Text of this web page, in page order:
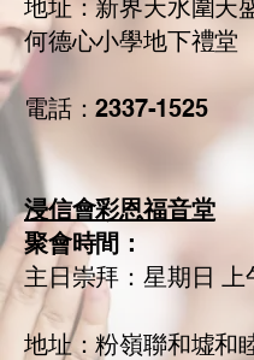
地址：新界天水圍天
何德心小學地下禮堂
電話：2337-1525
浸信會彩恩福音堂
聚會時間：
主日崇拜：星期日 上
地址：粉嶺聯和墟和